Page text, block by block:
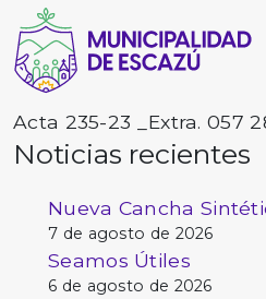
Acta 235-23 _Extra. 057
Noticias recientes
Nueva Cancha
7 de agosto de 2026
Seamos Útiles
6 de agosto de 2026